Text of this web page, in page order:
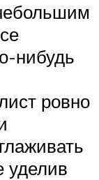
нибудь
ровно
уделив